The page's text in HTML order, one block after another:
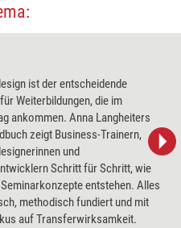
ist der entscheidende
Weiterbildungen, die im
ankommen. Anna Langheiters
zeigt Business-Trainern,
und
Schritt für Schritt, wie
entstehen. Alles
methodisch fundiert und mit
auf Transferwirksamkeit.